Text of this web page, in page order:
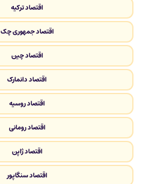
اقتصاد ترکیه
اقتصاد جمهوری چک
اقتصاد چین
اقتصاد دانمارک
اقتصاد روسیه
اقتصاد رومانی
اقتصاد ژاپن
اقتصاد سنگاپور